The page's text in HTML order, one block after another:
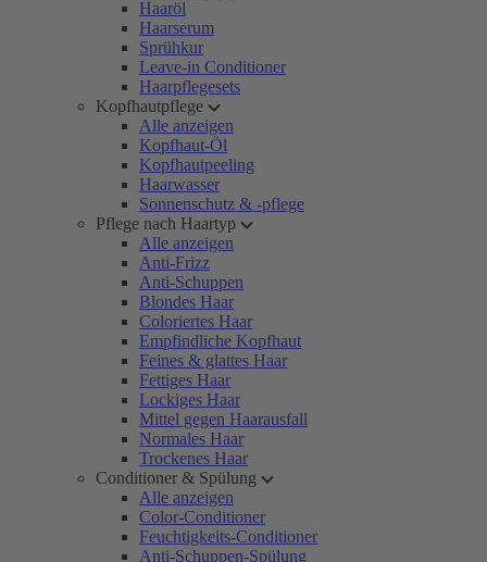
Haaröl
Haarserum
Sprühkur
Leave-in Conditioner
Haarpflegesets
Kopfhautpflege
Alle anzeigen
Kopfhaut-Öl
Kopfhautpeeling
Haarwasser
Sonnenschutz & -pflege
Pflege nach Haartyp
Alle anzeigen
Anti-Frizz
Anti-Schuppen
Blondes Haar
Coloriertes Haar
Empfindliche Kopfhaut
Feines & glattes Haar
Fettiges Haar
Lockiges Haar
Mittel gegen Haarausfall
Normales Haar
Trockenes Haar
Conditioner & Spülung
Alle anzeigen
Color-Conditioner
Feuchtigkeits-Conditioner
Anti-Schuppen-Spülung